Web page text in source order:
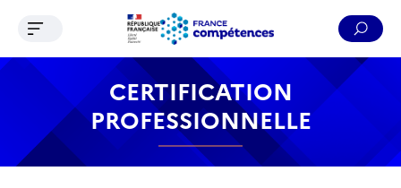
Contenu Recherche Menu Pied de page
Ouvrir le menu de navigation
CERTIFICATION
PROFESSIONNELLE